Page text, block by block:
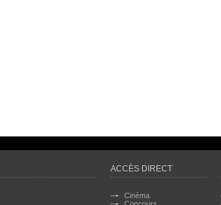
ACCÈS DIRECT
Cinéma